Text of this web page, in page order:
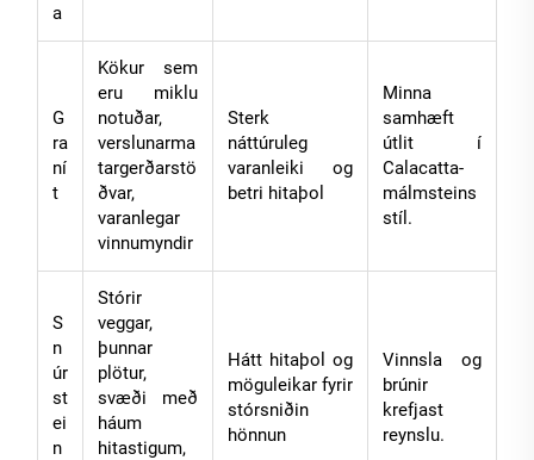
a
G
ra
ní
t
Kökur sem
eru miklu
notuðar,
verslunarma
targerðarstö
ðvar,
varanlegar
vinnumyndir
Sterk
náttúruleg
varanleiki og
betri hitaþol
Minna
samhæft
útlit í
Calacatta-
málmsteins
stíl.
S
n
úr
st
ei
n
Stórir
veggar,
þunnar
plötur,
svæði með
háum
hitastigum,
Hátt hitaþol og
möguleikar fyrir
stórsniðin
hönnun
Vinnsla og
brúnir
krefjast
reynslu.